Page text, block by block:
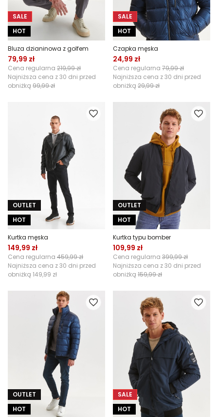
SALE
HOT
Bluza dzianinowa z golfem
79,99 zł
Cena regularna 219,99 zł
Najniższa cena z 30 dni przed
obniżką 99,99 zł
SALE
HOT
Czapka męska
24,99 zł
Cena regularna 79,99 zł
Najniższa cena z 30 dni przed
obniżką 29,99 zł
OUTLET
HOT
Kurtka męska
149,99 zł
Cena regularna 459,99 zł
Najniższa cena z 30 dni przed
obniżką 149,99 zł
OUTLET
HOT
Kurtka typu bomber
109,99 zł
Cena regularna 399,99 zł
Najniższa cena z 30 dni przed
obniżką 159,99 zł
OUTLET
HOT
SALE
HOT